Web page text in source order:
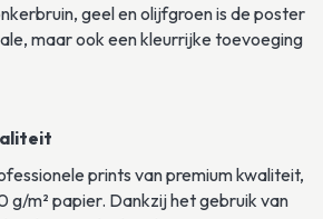
geel en olijfgroen is de poster
maar ook een kleurrijke toevoeging
prints van premium kwaliteit,
m² papier. Dankzij het gebruik van